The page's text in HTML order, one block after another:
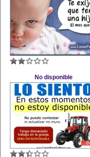
No disponible